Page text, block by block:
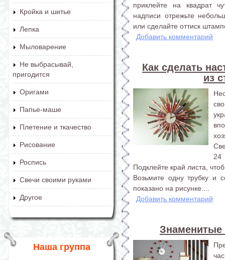
Кройка и шитье
Лепка
Мыловарение
Не выбрасывай,
пригодится
Оригами
Папье-маше
Плетение и ткачество
Рисование
Роспись
Свечи своими руками
Другое
Наша группа
приклейте на квадрат
надписи отрежьте
или сделайте оттиск
Добавить комментарий
Как сделать
из
24
Подклейте край листа,
Возьмите одну трубку и
показано на рисунке....
Добавить комментарий